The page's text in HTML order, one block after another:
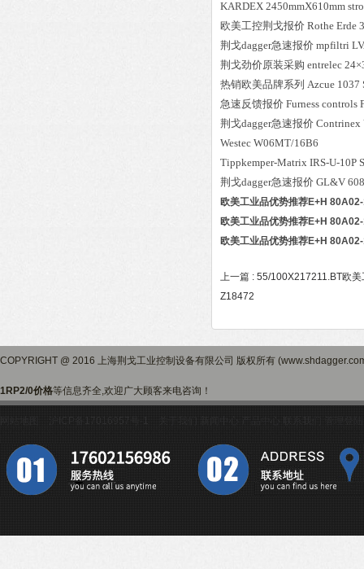
KARDEX 2450mmX610mm
欧美工控荆戈报价 Rothe Erde
荆戈dagger急速报价 mpfiltri
荆戈劲价原装采购 entrelec
热销欧美品牌系列 Azcue 1037
急速反馈报价 Furness controls
荆戈dagger急速报价 Contrinex
Westec W06MT/16B6
Tippkemper-Matrix IRS-U-10P
荆戈dagger急速报价 GL&V
欧美工业品优势推荐E+H
欧美工业品优势推荐E+H
欧美工业品优势推荐E+H
上一篇 : 55/100X217211.BT欧
Z18472
COPYRIGHT @ 2016 上海荆戈工业控制设备有限公司 版权所有
1RP2/0价格等信息齐全,欢迎广大顾客来电咨询！
沪ICP备17016957号-1